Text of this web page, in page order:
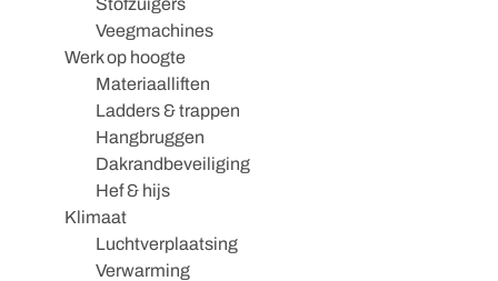
Veegmachines
Werk op hoogte
Materiaalliften
Ladders & trappen
Hangbruggen
Dakrandbeveiliging
Hef & hijs
Klimaat
Luchtverplaatsing
Verwarming